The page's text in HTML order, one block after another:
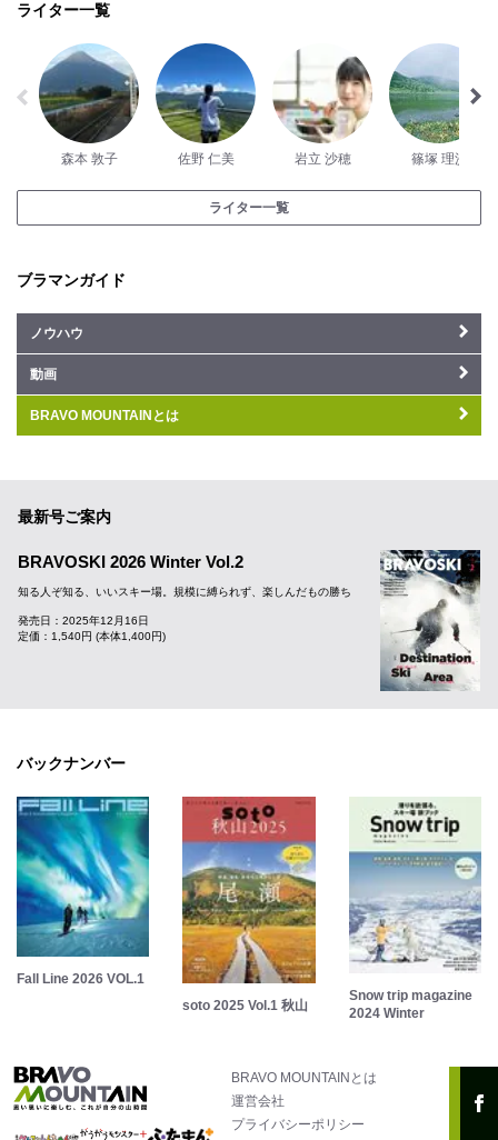
ライター一覧
森本 敦子 佐野 仁美 岩立 沙穂 篠塚 理沙
ライター一覧
ブラマンガイド
ノウハウ
動画
BRAVO MOUNTAINとは
最新号ご案内
BRAVOSKI 2026 Winter Vol.2
知る人ぞ知る、いいスキー場。規模に縛られず、楽しんだもの勝ち
発売日：2025年12月16日
定価：1,540円 (本体1,400円)
バックナンバー
Fall Line 2026 VOL.1
soto 2025 Vol.1 秋山
Snow trip magazine
2024 Winter
BRAVO MOUNTAINとは
運営会社
プライバシーポリシー